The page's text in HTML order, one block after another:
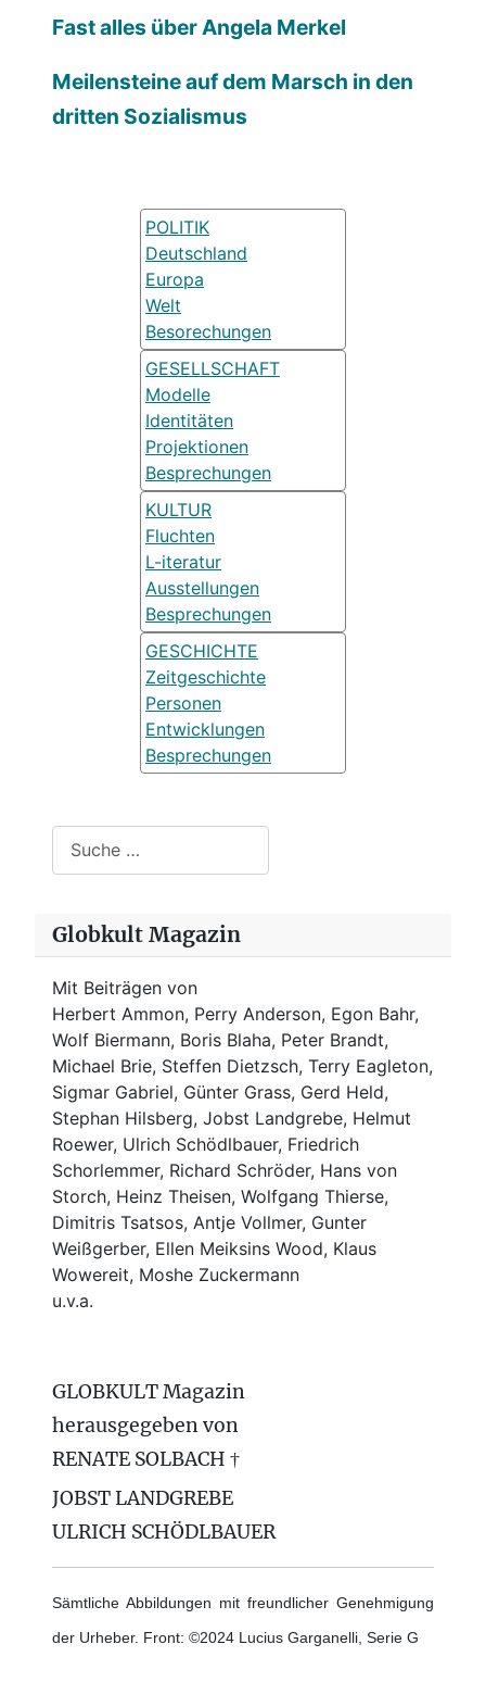
Fast alles über Angela Merkel
Meilensteine auf dem Marsch in den
dritten Sozialismus
POLITIK
Deutschland
Europa
Welt
Besorechungen
GESELLSCHAFT
Modelle
Identitäten
Projektionen
Besprechungen
KULTUR
Fluchten
L-iteratur
Ausstellungen
Besprechungen
GESCHICHTE
Zeitgeschichte
Personen
Entwicklungen
Besprechungen
Globkult Magazin
Mit Beiträgen von
Herbert Ammon, Perry Anderson, Egon Bahr,
Wolf Biermann, Boris Blaha, Peter Brandt,
Michael Brie, Steffen Dietzsch, Terry Eagleton,
Sigmar Gabriel, Günter Grass, Gerd Held,
Stephan Hilsberg, Jobst Landgrebe, Helmut
Roewer, Ulrich Schödlbauer, Friedrich
Schorlemmer, Richard Schröder, Hans von
Storch, Heinz Theisen, Wolfgang Thierse,
Dimitris Tsatsos, Antje Vollmer, Gunter
Weißgerber, Ellen Meiksins Wood, Klaus
Wowereit, Moshe Zuckermann
u.v.a.
GLOBKULT Magazin
herausgegeben von
RENATE SOLBACH †
JOBST LANDGREBE
ULRICH SCHÖDLBAUER
Sämtliche Abbildungen mit freundlicher Genehmigung
der Urheber. Front: ©2024 Lucius Garganelli, Serie G